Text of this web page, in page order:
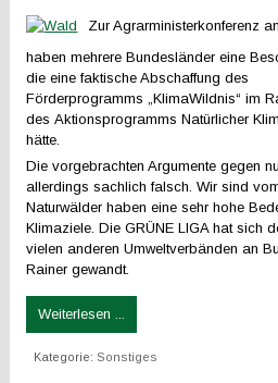
Zur Agrarministerkonferenz
haben mehrere Bundesländer eine
die eine faktische Abschaffung des
Förderprogramms „KlimaWildnis“ im
des Aktionsprogramms Natürlicher
hätte.
Die vorgebrachten Argumente gegen
allerdings sachlich falsch. Wir sind
Naturwälder haben eine sehr hohe
Klimaziele. Die GRÜNE LIGA hat sich
vielen anderen Umweltverbänden an
Rainer gewandt.
Weiterlesen ...
Kategorie:Sonstiges